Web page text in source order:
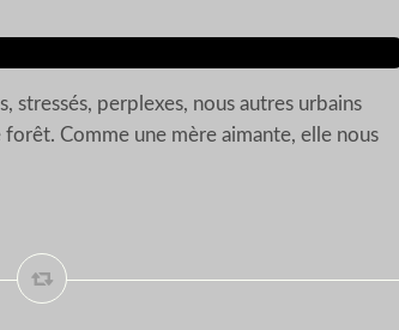
stressés, perplexes, nous autres urbains
Comme une mère aimante, elle nous